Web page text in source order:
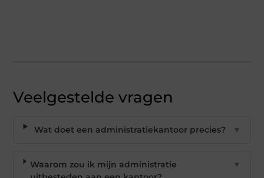
Veelgestelde vragen
Wat doet een administratiekantoor precies? ▼
Waarom zou ik mijn administratie
▼